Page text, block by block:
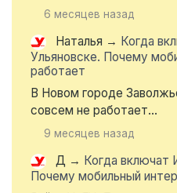
6 месяцев назад
Наталья → Когда
Ульяновске. Почему
работает
В Новом городе
совсем не работает...
9 месяцев назад
Д → Когда включат
Почему мобильный